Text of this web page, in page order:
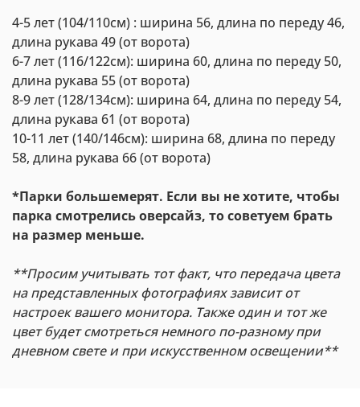
4-5 лет (104/110см) : ширина 56, длина по переду 46,
длина рукава 49 (от ворота)
6-7 лет (116/122см): ширина 60, длина по переду 50,
длина рукава 55 (от ворота)
8-9 лет (128/134см): ширина 64, длина по переду 54,
длина рукава 61 (от ворота)
10-11 лет (140/146см): ширина 68, длина по переду
58, длина рукава 66 (от ворота)
*Парки большемерят. Если вы не хотите, чтобы
парка смотрелись оверсайз, то советуем брать
на размер меньше.
**Просим учитывать тот факт, что передача цвета
на представленных фотографиях зависит от
настроек вашего монитора. Также один и тот же
цвет будет смотреться немного по-разному при
дневном свете и при искусственном освещении**